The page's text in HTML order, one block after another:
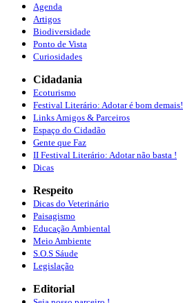
Agenda
Artigos
Biodiversidade
Ponto de Vista
Curiosidades
Cidadania
Ecoturismo
Festival Literário: Adotar é bom demais!
Links Amigos & Parceiros
Espaço do Cidadão
Gente que Faz
II Festival Literário: Adotar não basta !
Dicas
Respeito
Dicas do Veterinário
Paisagismo
Educação Ambiental
Meio Ambiente
S.O.S Sáude
Legislação
Editorial